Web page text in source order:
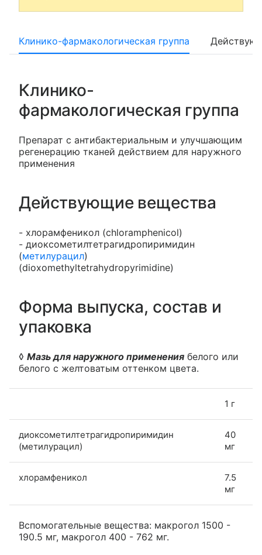
Клинико-фармакологическая группа
Клинико-
фармакологическая группа
Препарат с антибактериальным и улучшающим
регенерацию тканей действием для наружного
применения
Действующие вещества
- хлорамфеникол (chloramphenicol)
- диоксометилтетрагидропиримидин
(метилурацил)
(dioxomethyltetrahydropyrimidine)
Форма выпуска, состав и
упаковка
◊ Мазь для наружного применения белого или
белого с желтоватым оттенком цвета.
1 г
диоксометилтетрагидропиримидин
(метилурацил)
40
мг
хлорамфеникол
7.5
мг
Вспомогательные вещества: макрогол 1500 -
190.5 мг, макрогол 400 - 762 мг.